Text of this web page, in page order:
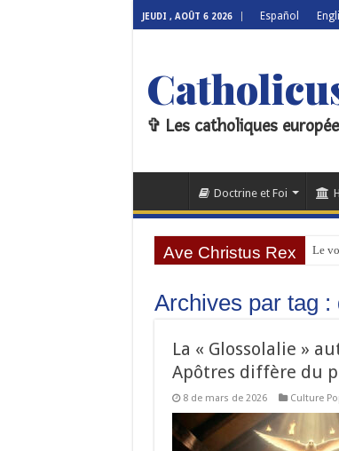
JEUDI , AOÛT 6 2026 Español
✞ Les catholiques
Doctrine et Foi
Ave Christus Rex Le
Archives par tag :
La « Glossolalie »
Apôtres diffère du
8 de mars de 2026 Culture